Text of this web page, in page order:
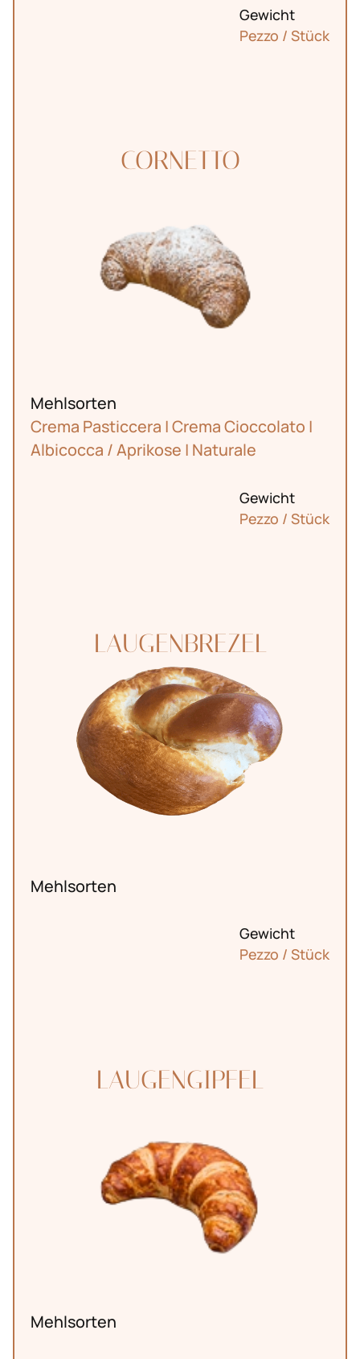
Markt
Bürkliplatz
Gewicht
Pezzo / Stück
Mehlsorten
Crema Pasticcera | Crema Cioccolato |
Albicocca / Aprikose | Naturale
CORNETTO
Gewicht
Pezzo / Stück
Mehlsorten
LAUGENBREZEL
Gewicht
Pezzo / Stück
Mehlsorten
LAUGENGIPFEL